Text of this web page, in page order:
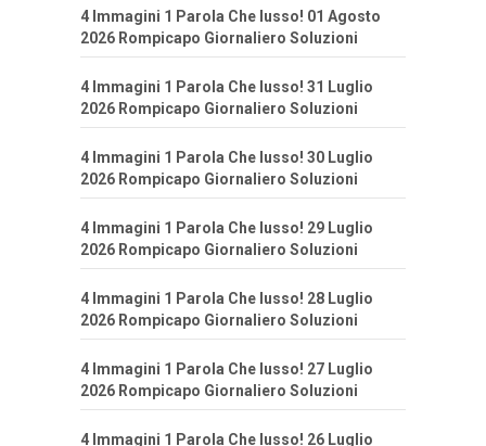
4 Immagini 1 Parola Che lusso! 01 Agosto
2026 Rompicapo Giornaliero Soluzioni
4 Immagini 1 Parola Che lusso! 31 Luglio
2026 Rompicapo Giornaliero Soluzioni
4 Immagini 1 Parola Che lusso! 30 Luglio
2026 Rompicapo Giornaliero Soluzioni
4 Immagini 1 Parola Che lusso! 29 Luglio
2026 Rompicapo Giornaliero Soluzioni
4 Immagini 1 Parola Che lusso! 28 Luglio
2026 Rompicapo Giornaliero Soluzioni
4 Immagini 1 Parola Che lusso! 27 Luglio
2026 Rompicapo Giornaliero Soluzioni
4 Immagini 1 Parola Che lusso! 26 Luglio